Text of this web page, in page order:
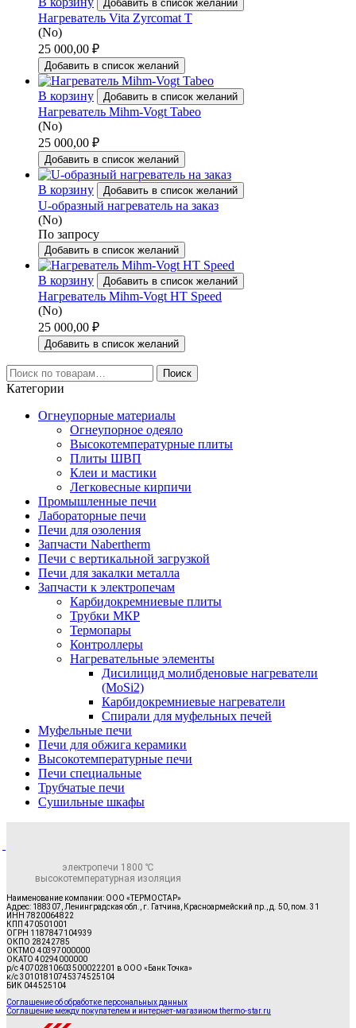
Добавить в список желаний
Нагреватель Vita Zyrcomat T
(No)
25 000,00 ₽
Добавить в список желаний
В корзину Добавить в список желаний
Нагреватель Mihm-Vogt Tabeo
(No)
25 000,00 ₽
Добавить в список желаний
В корзину Добавить в список желаний
U-образный нагреватель на заказ
(No)
По запросу
Добавить в список желаний
В корзину Добавить в список желаний
Нагреватель Mihm-Vogt HT Speed
(No)
25 000,00 ₽
Добавить в список желаний
Искать: Поиск
Категории
Огнеупорные материалы
Огнеупорное одеяло
Высокотемпературные плиты
Плиты ШВП
Клеи и мастики
Легковесные кирпичи
Промышленные печи
Лабораторные печи
Печи для озоления
Запчасти Nabertherm
Печи с вертикальной загрузкой
Печи для закалки металла
Запчасти к электропечам
Карбидокремниевые плиты
Трубки МКР
Термопары
Контроллеры
Нагревательные элементы
Дисилицид молибденовые нагреватели
(MoSi2)
Карбидокремниевые нагреватели
Спирали для муфельных печей
Муфельные печи
Печи для обжига керамики
Высокотемпературные печи
Печи специальные
Трубчатые печи
Сушильные шкафы
электропечи 1800 ℃
высокотемпературная изоляция
Наименование компании: ООО «ТЕРМОСТАР»
Адрес: 188307, Ленинградская обл., г. Гатчина, Красноармейский пр., д. 50, пом. 31
ИНН 7820064822
КПП 470501001
ОГРН 1187847104939
ОКПО 28242785
ОКТМО 40397000000
ОКАТО 40294000000
р/с 40702810603500022201 в ООО «Банк Точка»
к/с 30101810745374525104
БИК 044525104
Соглашение об обработке персональных данных
Соглашение между покупателем и интернет-магазином thermo-star.ru